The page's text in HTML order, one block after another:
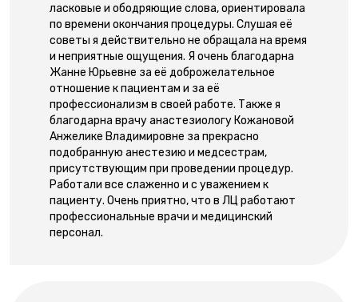
ласковые и ободряющие слова, ориентировала
по времени окончания процедуры. Слушая её
советы я действительно не обращала на время
и неприятные ощущения. Я очень благодарна
Жанне Юрьевне за её доброжелательное
отношение к пациентам и за её
профессионализм в своей работе. Также я
благодарна врачу анастезиологу Кожановой
Анжелике Владимировне за прекрасно
подобранную анестезию и медсестрам,
присутствующим при проведении процедур.
Работали все слаженно и с уважением к
пациенту. Очень приятно, что в ЛЦ работают
профессиональные врачи и медицинский
персонал.